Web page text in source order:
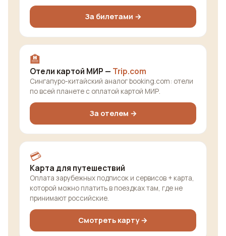
За билетами →
🏨
Отели картой МИР — Trip.com
Сингапуро-китайский аналог booking.com: отели
по всей планете с оплатой картой МИР.
За отелем →
💳
Карта для путешествий
Оплата зарубежных подписок и сервисов + карта,
которой можно платить в поездках там, где не
принимают российские.
Смотреть карту →